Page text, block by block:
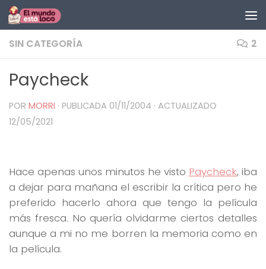
Saltar al contenido
SIN CATEGORÍA 2
Paycheck
POR MORRI · PUBLICADA 01/11/2004 · ACTUALIZADO
12/05/2021
Hace apenas unos minutos he visto Paycheck, iba
a dejar para mañana el escribir la crítica pero he
preferido hacerlo ahora que tengo la película
más fresca. No quería olvidarme ciertos detalles
aunque a mi no me borren la memoria como en
la película.